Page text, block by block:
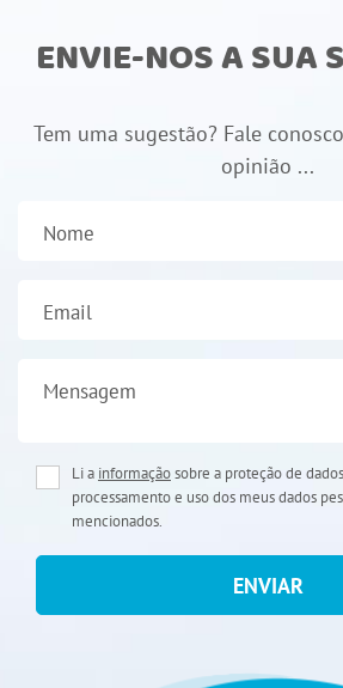
ENVIE-NOS A SUA
Tem uma sugestão? Fale
opinião ...
Nome
Email
Mensagem
Li a informaçãosobre a proteção de
processamento e uso dos meus dados
mencionados.
ENVIAR